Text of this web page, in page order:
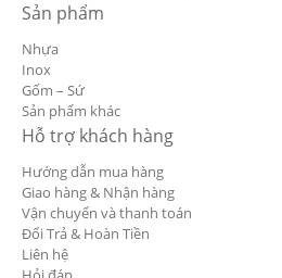
Sản phẩm
Nhựa
Inox
Gốm – Sứ
Sản phẩm khác
Hỗ trợ khách hàng
Hướng dẫn mua hàng
Giao hàng & Nhận hàng
Vận chuyển và thanh toán
Đổi Trả & Hoàn Tiền
Liên hệ